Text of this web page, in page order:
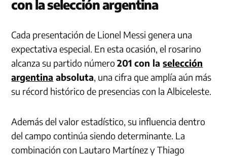
con la selección argentina
Cada presentación de Lionel Messi genera una
expectativa especial. En esta ocasión, el rosarino
alcanza su partido número201 con laselección
argentina absoluta, una cifra que amplía aún más
su récord histórico de presencias con la Albiceleste.
Además del valor estadístico, su influencia dentro
del campo continúa siendo determinante. La
combinación con Lautaro Martínez y Thiago